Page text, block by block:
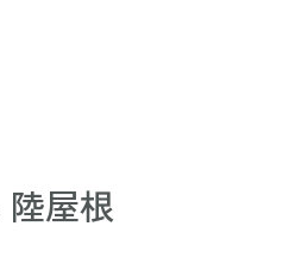
陸屋根